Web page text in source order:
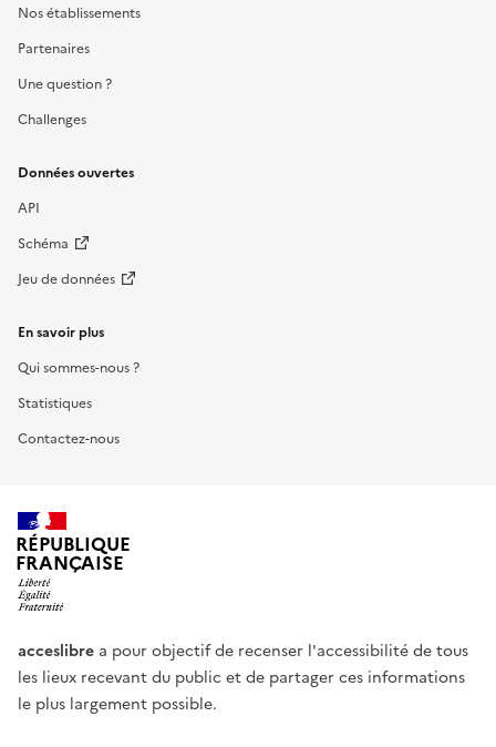
Nos établissements
Partenaires
Une question ?
Challenges
Données ouvertes
API
Schéma
Jeu de données
En savoir plus
Qui sommes-nous ?
Statistiques
Contactez-nous
RÉPUBLIQUE
FRANÇAISE
acceslibre a pour objectif de recenser l'accessibilité de tous
les lieux recevant du public et de partager ces informations
le plus largement possible.